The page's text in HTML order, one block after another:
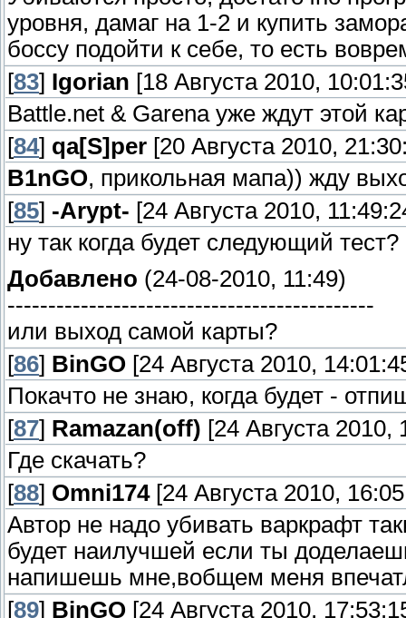
уровня, дамаг на 1-2 и купить
боссу подойти к себе, то есть
[83] Igorian [18 Августа 2010,
Battle.net & Garena уже ждут этой
[84] qa[S]per [20 Августа 2010,
B1nGO, прикольная мапа)) жду
[85] -Arypt- [24 Августа 2010,
ну так когда будет следующий тест?
Добавлено (24-08-2010, 11:49)
---------------------------------------------
или выход самой карты?
[86] BinGO [24 Августа 2010,
Покачто не знаю, когда будет -
[87] Ramazan(off) [24 Августа 2010,
Где скачать?
[88] Omni174[24 Августа 2010,
Автор не надо убивать варкрафт
будет наилучшей если ты
напишешь мне,вобщем меня
[89] BinGO [24 Августа 2010,